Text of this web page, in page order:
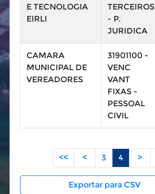
E TECNOLOGIA
EIRLI
TERCEIROS
- P.
JURIDICA
CAMARA
MUNICIPAL DE
VEREADORES
31901100 -
VENC
VANT
FIXAS -
PESSOAL
CIVIL
<< < 3 4 >
Exportar para CSV